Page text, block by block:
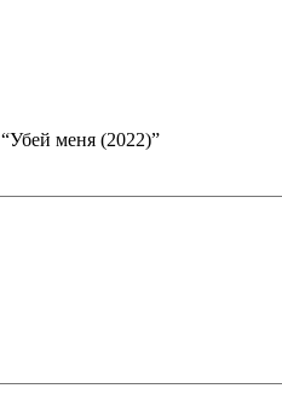
“Убей меня (2022)”